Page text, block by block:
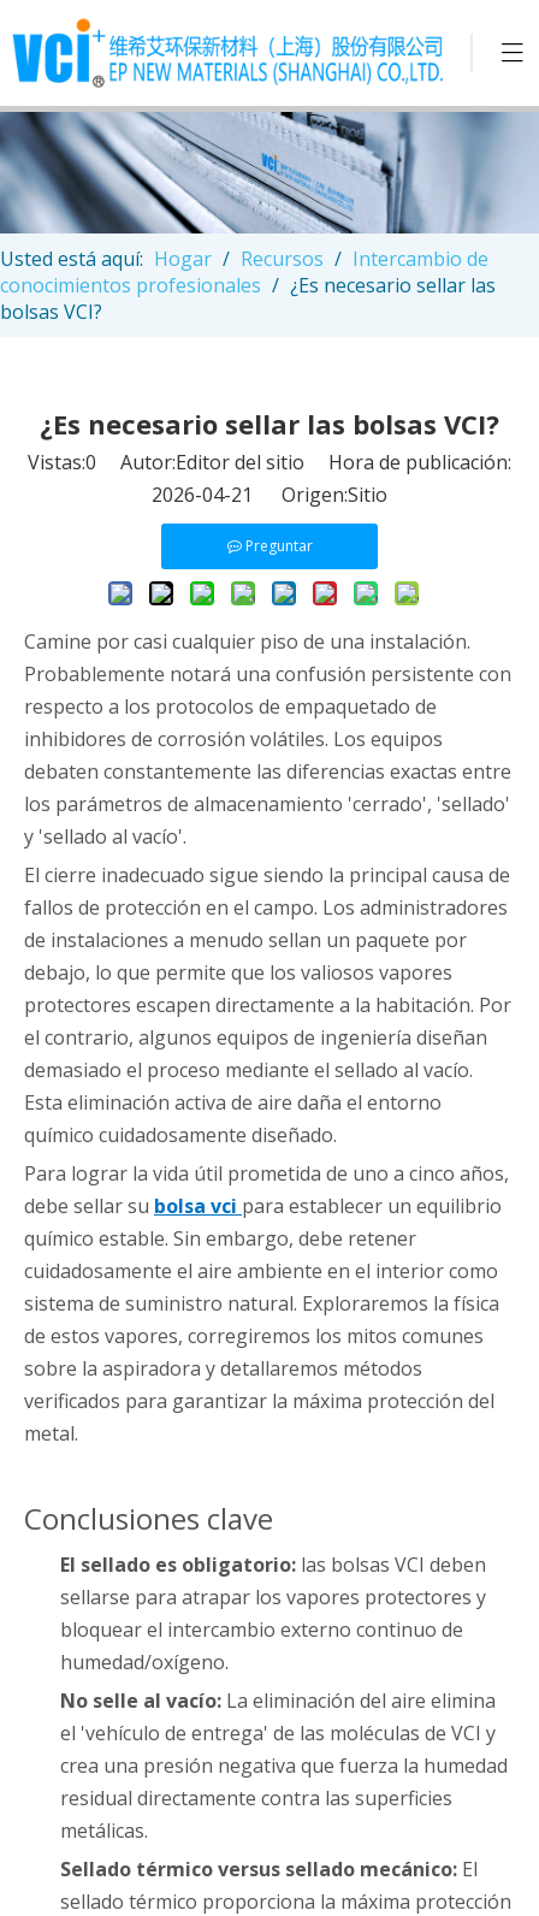
Usted está aquí: Hogar / Recursos / Intercambio de
conocimientos profesionales / ¿Es necesario sellar las
bolsas VCI?
¿Es necesario sellar las bolsas VCI?
Vistas:0 Autor:Editor del sitio Hora de publicación:
2026-04-21 Origen:Sitio
Preguntar
Camine por casi cualquier piso de una instalación.
Probablemente notará una confusión persistente con
respecto a los protocolos de empaquetado de
inhibidores de corrosión volátiles. Los equipos
debaten constantemente las diferencias exactas entre
los parámetros de almacenamiento 'cerrado', 'sellado'
y 'sellado al vacío'.
El cierre inadecuado sigue siendo la principal causa de
fallos de protección en el campo. Los administradores
de instalaciones a menudo sellan un paquete por
debajo, lo que permite que los valiosos vapores
protectores escapen directamente a la habitación. Por
el contrario, algunos equipos de ingeniería diseñan
demasiado el proceso mediante el sellado al vacío.
Esta eliminación activa de aire daña el entorno
químico cuidadosamente diseñado.
Para lograr la vida útil prometida de uno a cinco años,
debe sellar su bolsa vci para establecer un equilibrio
químico estable. Sin embargo, debe retener
cuidadosamente el aire ambiente en el interior como
sistema de suministro natural. Exploraremos la física
de estos vapores, corregiremos los mitos comunes
sobre la aspiradora y detallaremos métodos
verificados para garantizar la máxima protección del
metal.
Conclusiones clave
El sellado es obligatorio: las bolsas VCI deben
sellarse para atrapar los vapores protectores y
bloquear el intercambio externo continuo de
humedad/oxígeno.
No selle al vacío: La eliminación del aire elimina
el 'vehículo de entrega' de las moléculas de VCI y
crea una presión negativa que fuerza la humedad
residual directamente contra las superficies
metálicas.
Sellado térmico versus sellado mecánico: El
sellado térmico proporciona la máxima protección